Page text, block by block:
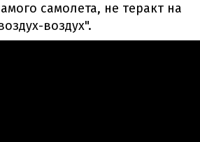
самолета, не теракт на
воздух".